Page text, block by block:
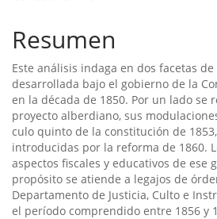
principal
del
artículo
Resumen
Este análisis indaga en dos facetas
desarrollada bajo el gobierno de la
en la década de 1850. Por un lado se
proyecto alberdiano, sus
culo quinto de la constitución de
introducidas por la reforma de 1860.
aspectos fiscales y educativos de ese
propósito se atiende a legajos de
Departamento de Justicia, Culto e
el perí­odo comprendido entre 1856 y